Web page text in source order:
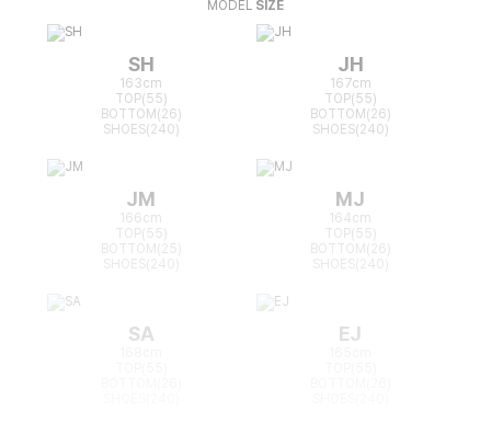
MODEL SIZE
SH
163cm
TOP(55)
BOTTOM(26)
SHOES(240)
JH
167cm
TOP(55)
BOTTOM(26)
SHOES(240)
JM
166cm
TOP(55)
BOTTOM(25)
MJ
164cm
TOP(55)
BOTTOM(26)
SA EJ